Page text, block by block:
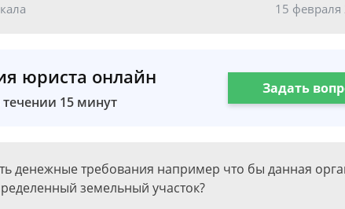
15 февраля
юриста онлайн
течении 15 минут
Задать
денежные требования например что бы данная
земельный участок?